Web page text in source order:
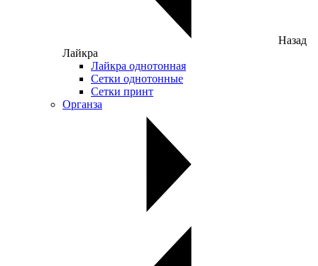
Назад
Лайкра
Лайкра однотонная
Сетки однотонные
Сетки принт
Органза